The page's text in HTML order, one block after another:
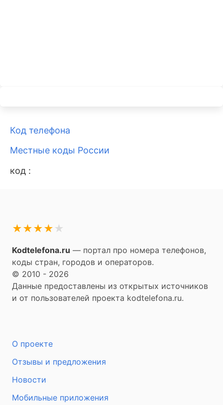
Код телефона
Местные коды России
код :
★
★
★
★
★
Kodtelefona.ru — портал про номера телефонов,
коды стран, городов и операторов.
© 2010 - 2026
Данные предоставлены из открытых источников
и от пользователей проекта kodtelefona.ru.
О проекте
Отзывы и предложения
Новости
Мобильные приложения